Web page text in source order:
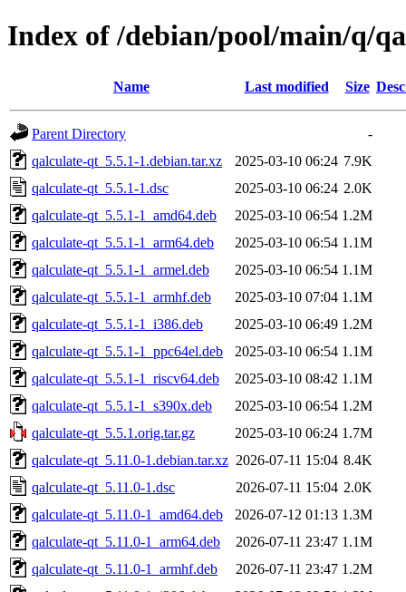
Index of /debian/pool/main/q/
Name Last modified Size
Parent Directory
-
qalculate-qt_5.5.1-1.debian.tar.xz
2025-03-10 06:24 7.9K
qalculate-qt_5.5.1-1.dsc
2025-03-10 06:24 2.0K
qalculate-qt_5.5.1-1_amd64.deb
2025-03-10 06:54 1.2M
qalculate-qt_5.5.1-1_arm64.deb
2025-03-10 06:54 1.1M
qalculate-qt_5.5.1-1_armel.deb
2025-03-10 06:54 1.1M
qalculate-qt_5.5.1-1_armhf.deb
2025-03-10 07:04 1.1M
qalculate-qt_5.5.1-1_i386.deb
2025-03-10 06:49 1.2M
qalculate-qt_5.5.1-1_ppc64el.deb
2025-03-10 06:54 1.1M
qalculate-qt_5.5.1-1_riscv64.deb
2025-03-10 08:42 1.1M
qalculate-qt_5.5.1-1_s390x.deb
2025-03-10 06:54 1.2M
qalculate-qt_5.5.1.orig.tar.gz
2025-03-10 06:24 1.7M
qalculate-qt_5.11.0-1.debian.tar.xz 2026-07-11 15:04 8.4K
qalculate-qt_5.11.0-1.dsc
2026-07-11 15:04 2.0K
qalculate-qt_5.11.0-1_amd64.deb
2026-07-12 01:13 1.3M
qalculate-qt_5.11.0-1_arm64.deb
2026-07-11 23:47 1.1M
qalculate-qt_5.11.0-1_armhf.deb
2026-07-11 23:47 1.2M